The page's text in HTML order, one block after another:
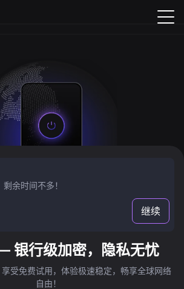
余时间不多！
继续
银行级加密，隐私无忧
受免费试用，体验极速稳定，畅享全球网络
自由！